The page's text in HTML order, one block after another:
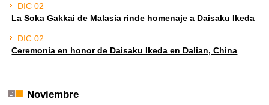
DIC 02
La Soka Gakkai de Malasia rinde homenaje a Daisaku Ikeda
DIC 02
Ceremonia en honor de Daisaku Ikeda en Dalian, China
Noviembre